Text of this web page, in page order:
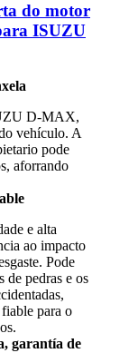
do motor
ISUZU
D-MAX,
vehículo. A
pode
aforrando
e alta
ao impacto
Pode
de pedras e os
para o
garantía de